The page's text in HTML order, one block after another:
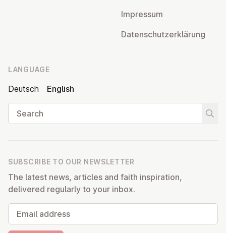
Impressum
Datens­chutzerklärung
LANGUAGE
Deutsch
English
Search
SUBSCRIBE TO OUR NEWSLETTER
The latest news, articles and faith inspiration,
delivered regularly to your inbox.
Email address